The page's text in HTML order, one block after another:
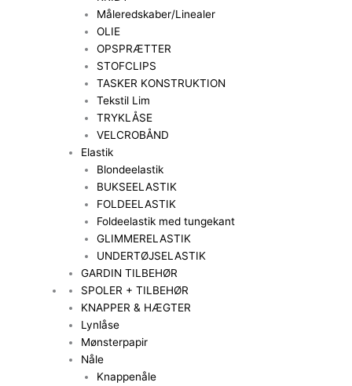
Måleredskaber/Linealer
OLIE
OPSPRÆTTER
STOFCLIPS
TASKER KONSTRUKTION
Tekstil Lim
TRYKLÅSE
VELCROBÅND
Elastik
Blondeelastik
BUKSEELASTIK
FOLDEELASTIK
Foldeelastik med tungekant
GLIMMERELASTIK
UNDERTØJSELASTIK
GARDIN TILBEHØR
SPOLER + TILBEHØR
KNAPPER & HÆGTER
Lynlåse
Mønsterpapir
Nåle
Knappenåle